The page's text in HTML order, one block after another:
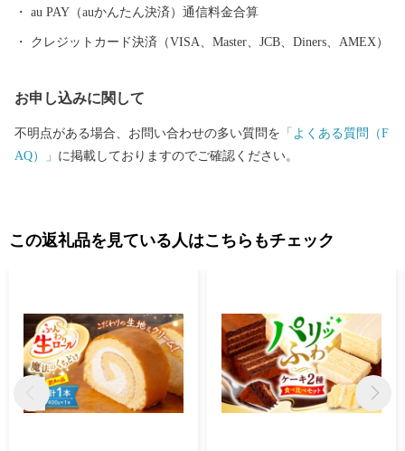
au PAY（auかんたん決済）通信料金合算
クレジットカード決済（VISA、Master、JCB、Diners、AMEX）
お申し込みに関して
不明点がある場合、お問い合わせの多い質問を 「よくある質問（F
AQ）」 に掲載しておりますのでご確認ください。
この返礼品を見ている人はこちらもチェック